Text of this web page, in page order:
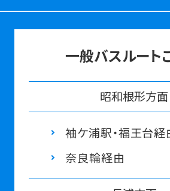
一般バスルート
昭和根形⽅面
袖ケ浦駅・福王台経
奈良輪経由